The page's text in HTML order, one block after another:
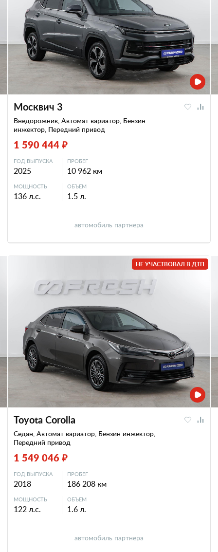
Москвич 3
Внедорожник, Автомат вариатор, Бензин
инжектор, Передний привод
1 590 444 ₽
ГОД ВЫПУСКА
2025
ПРОБЕГ
10 962 км
МОЩНОСТЬ
136 л.с.
ОБЪЕМ
1.5 л.
автомобиль партнера
НЕ УЧАСТВОВАЛ В ДТП
Toyota Corolla
Седан, Автомат вариатор, Бензин инжектор,
Передний привод
1 549 046 ₽
ГОД ВЫПУСКА
2018
ПРОБЕГ
186 208 км
МОЩНОСТЬ
122 л.с.
ОБЪЕМ
1.6 л.
автомобиль партнера